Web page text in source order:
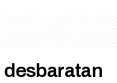
desbaratan